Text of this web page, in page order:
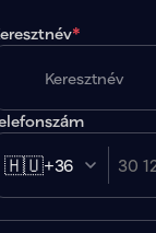
*
🇭🇺+36